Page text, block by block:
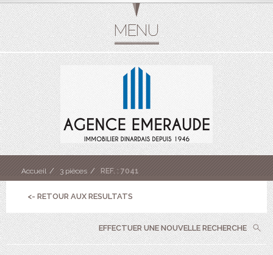
Accueil 3 pièces REF. : 7041
<- RETOUR AUX RESULTATS
EFFECTUER UNE NOUVELLE RECHERCHE